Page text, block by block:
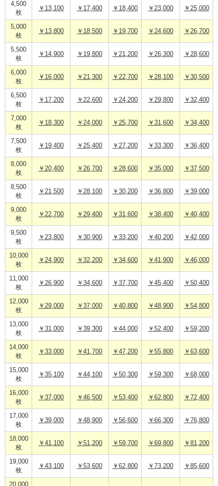
4,500
枚
￥13,100 ￥17,400 ￥18,400 ￥23,000 ￥25,000
5,000
枚
￥13,800 ￥18,500 ￥19,700 ￥24,600 ￥26,700
5,500
枚
￥14,900 ￥19,800 ￥21,200 ￥26,300 ￥28,600
6,000
枚
￥16,000 ￥21,300 ￥22,700 ￥28,100 ￥30,500
6,500
枚
￥17,200 ￥22,600 ￥24,200 ￥29,800 ￥32,400
7,000
枚
￥18,300 ￥24,000 ￥25,700 ￥31,600 ￥34,400
7,500
枚
￥19,400 ￥25,400 ￥27,200 ￥33,300 ￥36,400
8,000
枚
￥20,400 ￥26,700 ￥28,600 ￥35,000 ￥37,500
8,500
枚
￥21,500 ￥28,100 ￥30,200 ￥36,800 ￥39,000
9,000
枚
￥22,700 ￥29,400 ￥31,600 ￥38,400 ￥40,400
9,500
枚
￥23,800 ￥30,900 ￥33,200 ￥40,200 ￥42,000
10,000
枚
￥24,900 ￥32,200 ￥34,600 ￥41,900 ￥46,000
11,000
枚
￥26,900 ￥34,600 ￥37,700 ￥45,400 ￥50,400
12,000
枚
￥29,000 ￥37,000 ￥40,800 ￥48,900 ￥54,800
13,000
枚
￥31,000 ￥39,300 ￥44,000 ￥52,400 ￥59,200
14,000
枚
￥33,000 ￥41,700 ￥47,200 ￥55,800 ￥63,600
15,000
枚
￥35,100 ￥44,100 ￥50,300 ￥59,300 ￥68,000
16,000
枚
￥37,000 ￥46,500 ￥53,400 ￥62,800 ￥72,400
17,000
枚
￥39,000 ￥48,900 ￥56,600 ￥66,300 ￥76,800
18,000
枚
￥41,100 ￥51,200 ￥59,700 ￥69,800 ￥81,200
19,000
枚
￥43,100 ￥53,600 ￥62,800 ￥73,200 ￥85,600